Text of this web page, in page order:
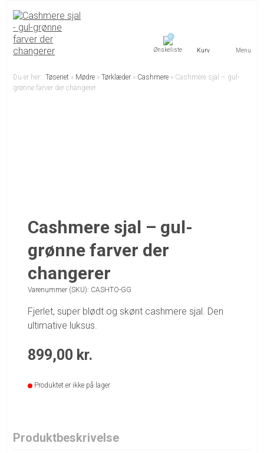
0
Menu
Du er her:Tøseriet » Mødre »Tørklæder » Cashmere » Cashmere sjal – gul-
grønne farver der changerer
Cashmere sjal – gul-
grønne farver der
changerer
Varenummer (SKU): CASHTO-GG
Fjerlet, super blødt og skønt cashmere sjal. Den
ultimative luksus.
899,00 kr.
Produktet er ikke på lager
Produktbeskrivelse